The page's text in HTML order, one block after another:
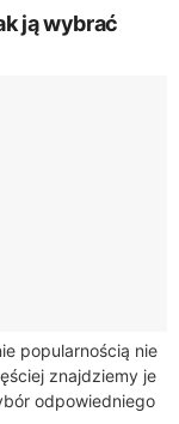
ją wybrać
popularnością nie
znajdziemy je
odpowiedniego